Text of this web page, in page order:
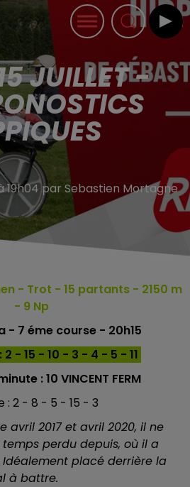
JUILLET -
19h04 par Sebastien Mortagne
- Trot - 15 partants - 2150 m
- 9 Np
- 7 éme course - 20h15
- 15 - 10 - 3 - 4 - 5 - 11
:10 VINCENT FERM
: 2 - 8 - 5 - 15 - 3
avril 2017 et avril 2020, il ne
perdu depuis, où il a
Idéalement placé derrière la
à battre.